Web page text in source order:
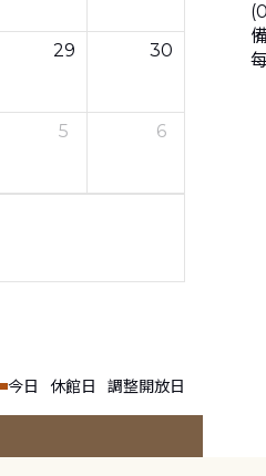
29 30
5 6
今日 休館日 調整開放日